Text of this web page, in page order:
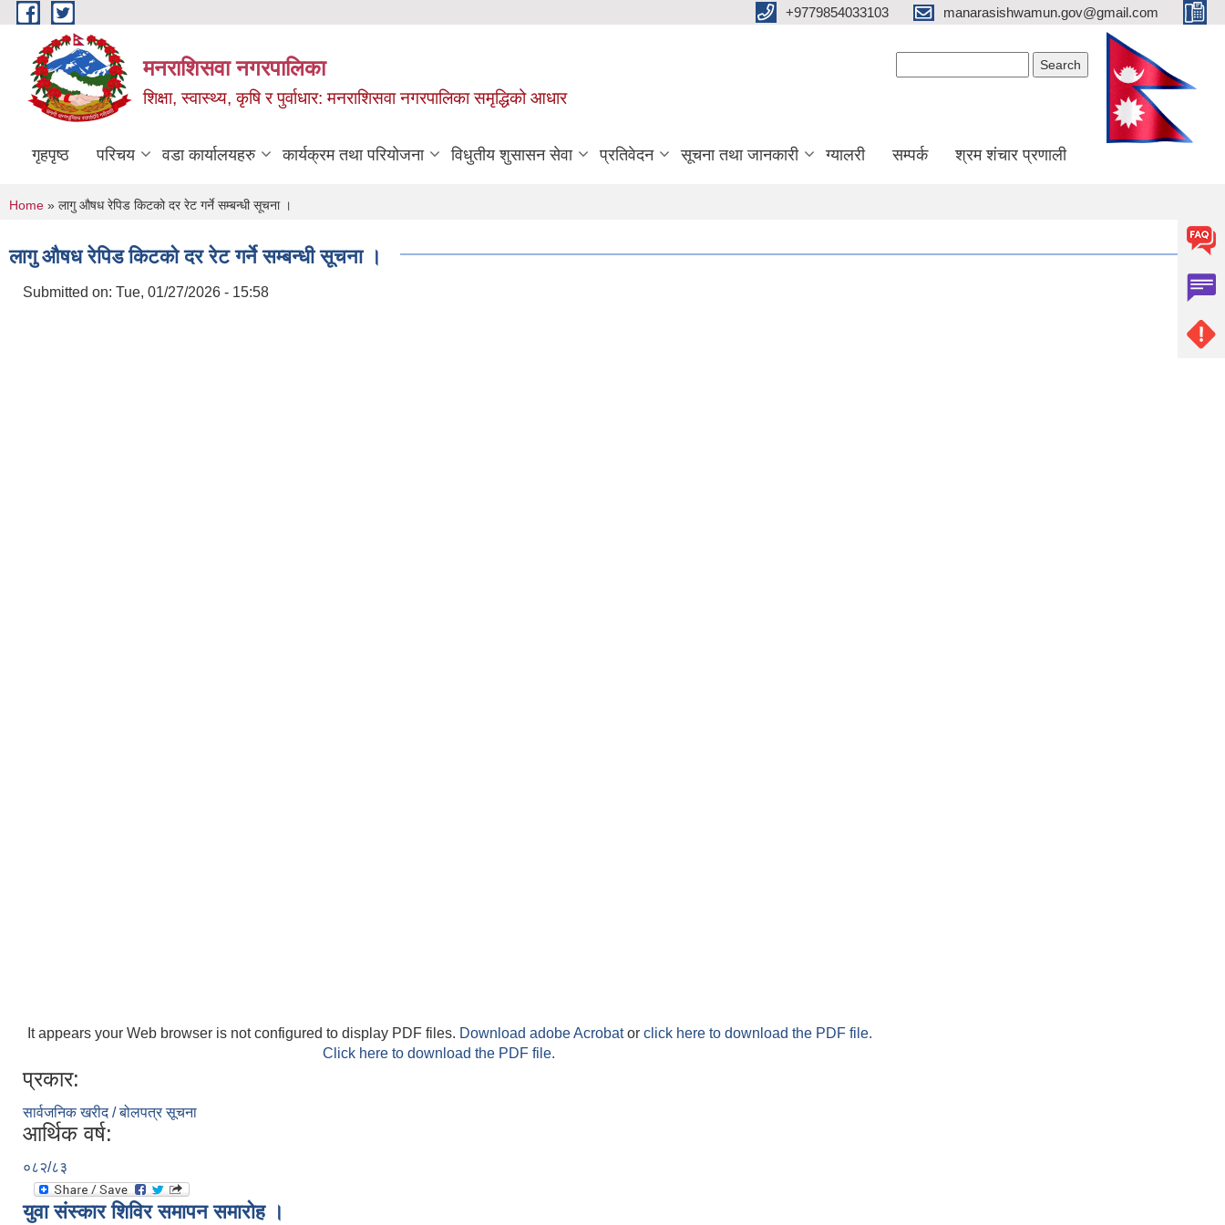
Skip to main content +9779854033103 manarasishwamun.gov@gmail.com
मनराशिसवा नगरपालिका
शिक्षा, स्वास्थ्य, कृषि र पुर्वाधार: मनराशिसवा नगरपालिका समृद्धिको आधार
गृहपृष्ठ परिचय वडा कार्यालयहरु कार्यक्रम तथा परियोजना विधुतीय शुसासन सेवा प्रतिवेदन सूचना तथा जानकारी ग्यालरी सम्पर्क श्रम शंचार प्रणाली
You are here
Home » लागु औषध रेपिड किटको दर रेट गर्ने सम्बन्धी सूचना ।
लागु औषध रेपिड किटको दर रेट गर्ने सम्बन्धी सूचना ।
Submitted on: Tue, 01/27/2026 - 15:58
It appears your Web browser is not configured to display PDF files. Download adobe Acrobator click here to download the PDF file.
Click here to download the PDF file.
प्रकार:
सार्वजनिक खरीद / बोलपत्र सूचना
आर्थिक वर्ष:
०८२/८३
युवा संस्कार शिविर समापन समारोह ।